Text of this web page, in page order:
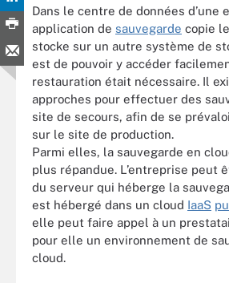
Dans le centre de données d’une
application de sauvegarde copie
stocke sur un autre système de
est de pouvoir y accéder
restauration était nécessaire. Il
approches pour effectuer des
site de secours, afin de se
sur le site de production.
Parmi elles, la sauvegarde en
plus répandue. L’entreprise peut
du serveur qui héberge la
est hébergé dans un cloud IaaS
elle peut faire appel à un
pour elle un environnement de
cloud.